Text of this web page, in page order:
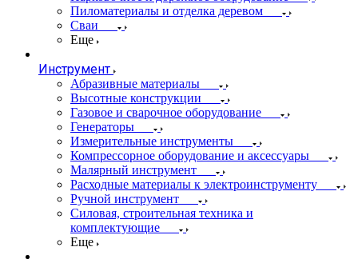
Пиломатериалы и отделка деревом
Сваи
Еще
Инструмент
Абразивные материалы
Высотные конструкции
Газовое и сварочное оборудование
Генераторы
Измерительные инструменты
Компрессорное оборудование и аксессуары
Малярный инструмент
Расходные материалы к электроинструменту
Ручной инструмент
Силовая, строительная техника и
комплектующие
Еще